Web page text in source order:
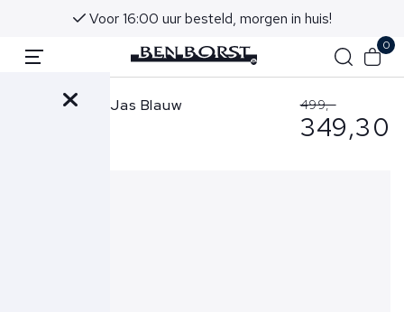
Voor 16:00 uur besteld, morgen in huis!
0
Ralph Lauren Jas Blauw 499,-
349,30